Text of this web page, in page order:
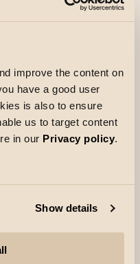
improve the content on
have a good user
is also to ensure
us to target content
in our Privacy policy.
Show details
von